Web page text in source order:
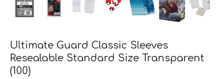
Ultimate Guard Classic Sleeves
Resealable Standard Size Transparent
(100)